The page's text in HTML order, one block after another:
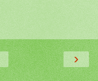
›